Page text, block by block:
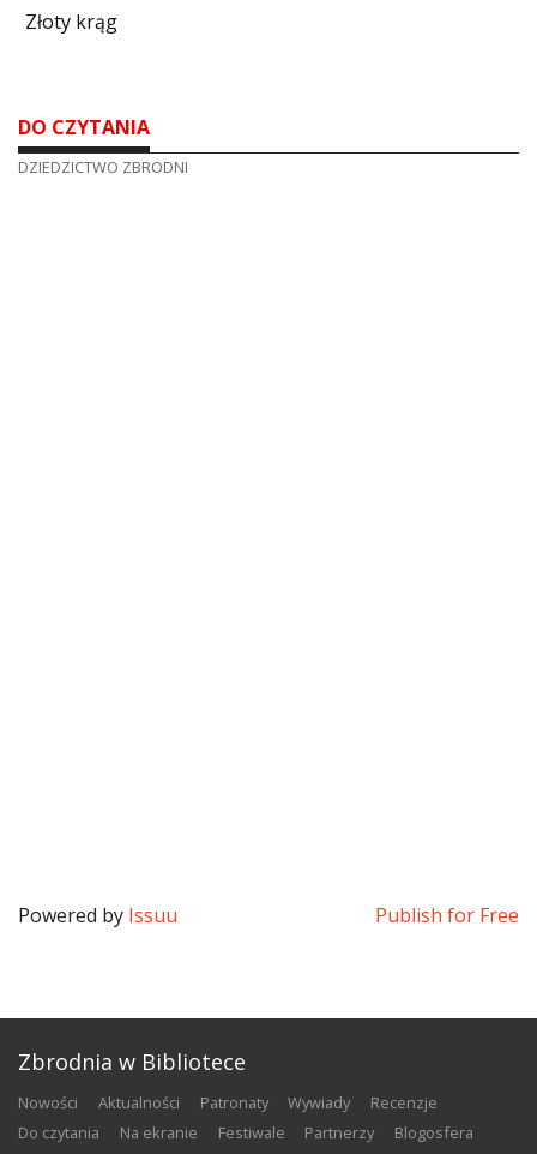
Złoty krąg
DO CZYTANIA
DZIEDZICTWO ZBRODNI
Powered by Issuu Publish for Free
Zbrodnia w Bibliotece
nowości aktualności patronaty wywiady
recenzje
do czytania
na ekranie festiwale partnerzy
blogosfera